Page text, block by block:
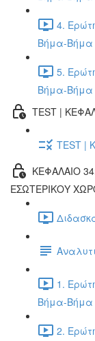
4.
Βήμα-Βήμα
5.
Βήμα-Βήμα
TEST |
TEST |
ΚΕΦΑΛΑΙΟ
ΕΣΩΤΕΡΙΚΟΥ
1.
Βήμα-Βήμα
2.